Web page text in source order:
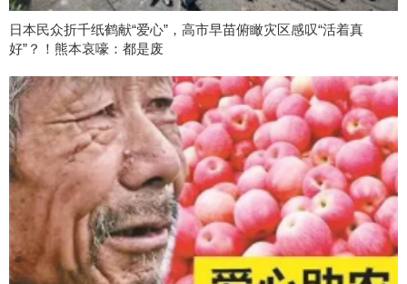
日本民众折千纸鹤献“爱心”，高市早苗俯瞰灾区感叹“活着真
好”？！熊本哀嚎：都是废